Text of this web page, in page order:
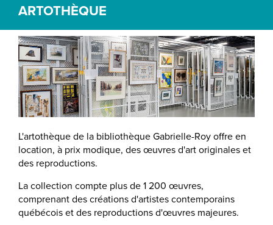
ARTOTHÈQUE
L'artothèque de la bibliothèque Gabrielle-Roy offre en
location, à prix modique, des œuvres d'art originales et
des reproductions.
La collection compte plus de 1 200 œuvres,
comprenant des créations d'artistes contemporains
québécois et des reproductions d'œuvres majeures.